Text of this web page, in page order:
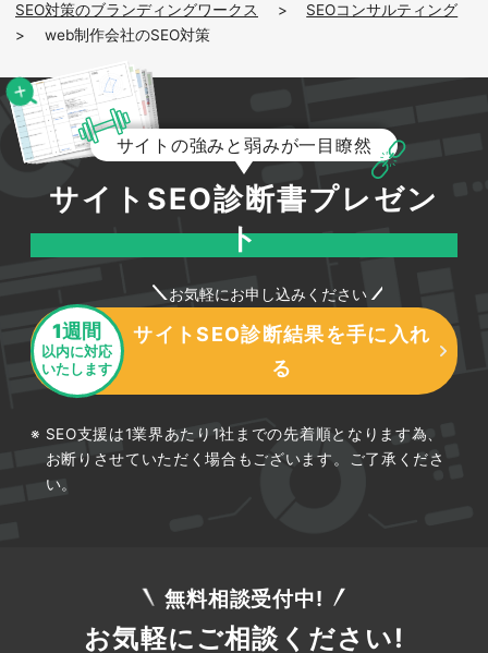
エンジンでの見つけやすさやユーザー体験の最適
対策は、これらの競合との競争に際して不可欠な
要素となっています。
# オンライン集客の重要性
オンライン集客の重要性は、Web制作会社にと
って無視できない要素です。インターネットが普
及した現代社会において、消費者は製品やサービ
うことが一般的になっています。したがって、検
索エンジンで見つかりやすく、魅力的なオンライ
ン上での存在感を確立することが、企業の成功に
ターゲットオーディエンスにより細かくリーチす
ることが可能です。これにより、コスト効率の良
い広告戦略を実施することができ、高いROI（投
SEO対策のブランディングワークス >
SEOコンサルティング
>
web制作会社のSEO対策
サイトの強みと弱みが一目瞭然
サイトSEO診断書プレゼン
ト
お気軽にお申し込みください
1週間
以内に対応
いたします
サイトSEO診断結果を手に入れ
る
SEO支援は1業界あたり1社までの先着順となります為、
お断りさせていただく場合もございます。ご了承くださ
い。
無料相談受付中!
お気軽にご相談ください!